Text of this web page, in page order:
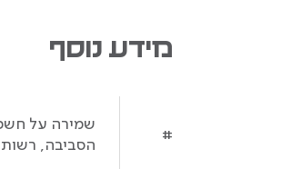
מידע נוסף
שמירה על
הסביבה,
#